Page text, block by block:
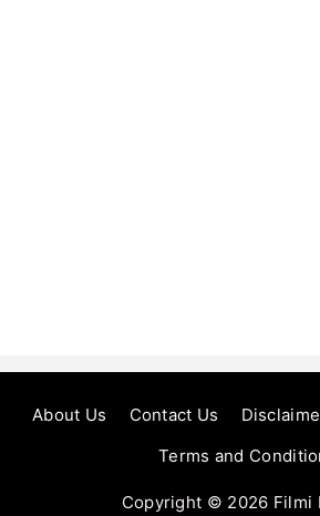
About Us Contact Us
Terms and
Copyright © 2026 Filmi